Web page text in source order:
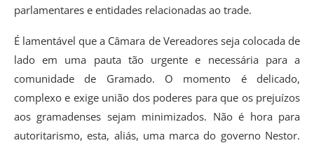
parlamentares e entidades relacionadas ao trade.
É lamentável que a Câmara de Vereadores seja colocada de
lado em uma pauta tão urgente e necessária para a
comunidade de Gramado. O momento é delicado,
complexo e exige união dos poderes para que os prejuízos
aos gramadenses sejam minimizados. Não é hora para
autoritarismo, esta, aliás, uma marca do governo Nestor.